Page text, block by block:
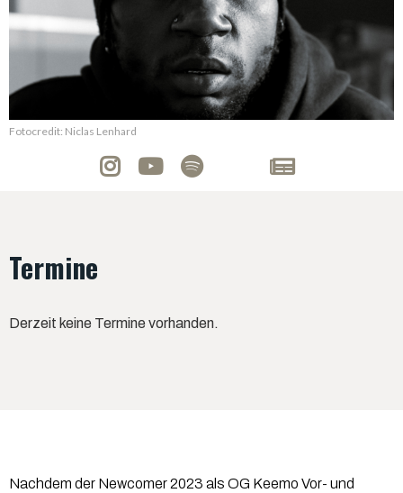
Fotocredit: Niclas Lenhard
Termine
Derzeit keine Termine vorhanden.
Nachdem der Newcomer 2023 als OG Keemo Vor- und